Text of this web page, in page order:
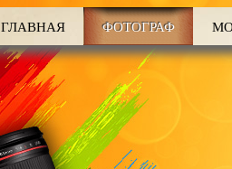
ГЛАВНАЯ ФОТОГРАФ